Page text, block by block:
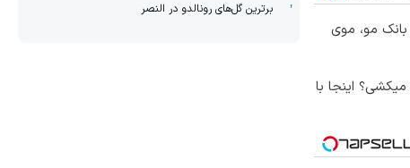
مو، موی
اینجا با
برترین گل‌های رونالدو در النصر